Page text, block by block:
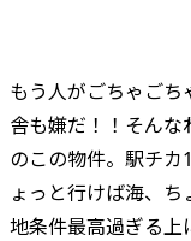
もう人がごちゃご
舎も嫌だ！！そん
のこの物件。駅チカ
ょっと行けば海、
地条件最高過ぎる上